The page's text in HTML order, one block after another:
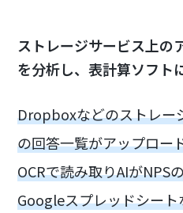
ストレージサービス上の
を分析し、表計算ソフト
Dropboxなどのストレー
の回答一覧がアップロー
OCRで読み取りAIがNPS
Googleスプレッドシー